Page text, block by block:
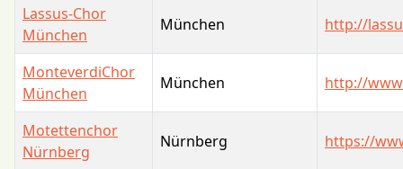
Lassus-Chor
München
München http://
MonteverdiChor
München
München http://
Motettenchor
Nürnberg
Nürnberg https://